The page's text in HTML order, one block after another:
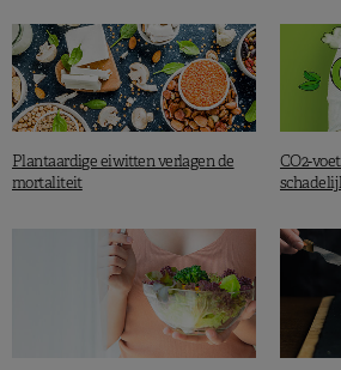
Plantaardige eiwitten verlagen de
mortaliteit
CO2-